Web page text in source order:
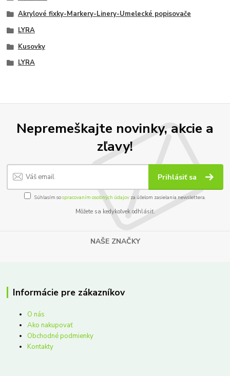
Akrylové fixky-Markery-Linery-Umelecké popisovače
LYRA
Kusovky
LYRA
Nepremeškajte novinky, akcie a
zľavy!
Prihlásiť sa
Súhlasím sospracovaním osobných údajov za účelom zasielania newslettera.
Môžete sa kedykoľvek odhlásiť.
NAŠE ZNAČKY
Informácie pre zákazníkov
O nás
Ako nakupovať
Obchodné podmienky
Kontakty